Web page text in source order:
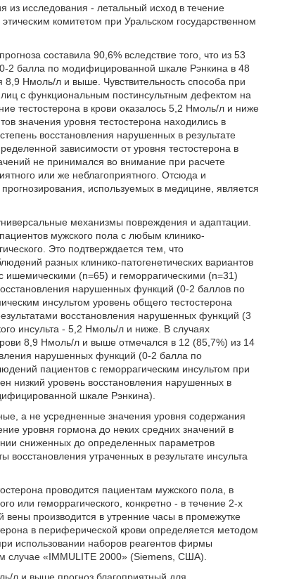
из исследования - летальный исход в течение
комитетом при Уральском государственном
составила 90,6% вследствие того, что из 53
2 балла по модифицированной шкале Рэнкина в 48
8,9 Нмоль/л и выше. Чувствительность способа при
лиц с функциональным постинсультным дефектом на
тестостерона в крови оказалось 5,2 Нмоль/л и ниже
значения уровня тестостерона находились в
восстановления нарушенных в результате
зависимости от уровня тестостерона в
не принимался во внимание при расчете
или же неблагоприятного. Отсюда и
используемых в медицине, является
механизмы повреждения и адаптации.
мужского пола с любым клинико-
Это подтверждается тем, что
разных клинико-патогенетических вариантов
ишемическими (n=65) и геморрагическими (n=31)
нарушенных функций (0-2 баллов по
инсультом уровень общего тестостерона
восстановления нарушенных функций (3
инсульта - 5,2 Нмоль/л и ниже. В случаях
8,9 Нмоль/л и выше отмечался в 12 (85,7%) из 14
нарушенных функций (0-2 балла по
пациентов с геморрагическим инсультом при
низкий уровень восстановления нарушенных в
шкале Рэнкина).
а не усредненные значения уровня содержания
уровня гормона до неких средних значений в
сниженных до определенных параметров
восстановления утраченных в результате инсульта
проводится пациентам мужского пола, в
или геморрагического, конкретно - в течение 2-х
вены производится в утренние часы в промежутке
в периферической крови определяется методом
использовании наборов реагентов фирмы
случае «IMMULITE 2000» (Siemens, США).